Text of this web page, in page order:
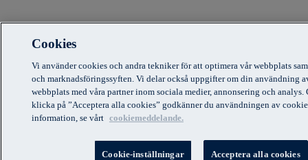
Cookies
Vi använder cookies och andra tekniker för att optimera vår webbplats
och marknadsföringssyften. Vi delar också uppgifter om din användning
webbplats med våra partner inom sociala medier, annonsering och analys.
klicka på ”Acceptera alla cookies” godkänner du användningen av
information, se vårt cookiemeddelande.
Cookie-inställningar Acceptera alla cookies